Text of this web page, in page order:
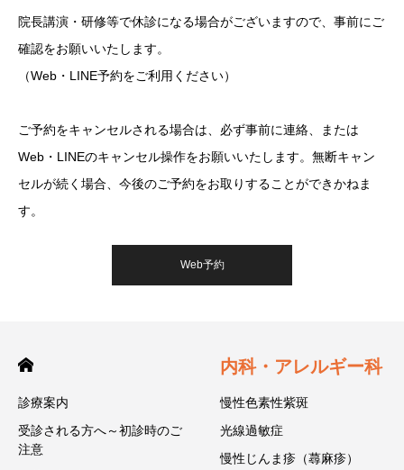
院長講演・研修等で休診になる場合がございますので、事前にご
確認をお願いいたします。
（Web・LINE予約をご利用ください）
ご予約をキャンセルされる場合は、必ず事前に連絡、または
Web・LINEのキャンセル操作をお願いいたします。無断キャン
セルが続く場合、今後のご予約をお取りすることができかねま
す。
Web予約
診療案内
受診される方へ～初診時のご
注意
内科・アレルギー科
慢性色素性紫斑
光線過敏症
慢性じんま疹（蕁麻疹）